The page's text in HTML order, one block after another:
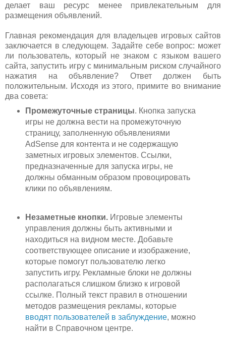
делает ваш ресурс менее привлекательным для
размещения объявлений.
Главная рекомендация для владельцев игровых сайтов
заключается в следующем. Задайте себе вопрос: может
ли пользователь, который не знаком с языком вашего
сайта, запустить игру с минимальным риском случайного
нажатия на объявление? Ответ должен быть
положительным. Исходя из этого, примите во внимание
два совета:
Промежуточные страницы. Кнопка запуска
игры не должна вести на промежуточную
страницу, заполненную объявлениями
AdSense для контента и не содержащую
заметных игровых элементов. Ссылки,
предназначенные для запуска игры, не
должны обманным образом провоцировать
клики по объявлениям.
Незаметные кнопки.Игровые элементы
управления должны быть активными и
находиться на видном месте. Добавьте
соответствующее описание и изображение,
которые помогут пользователю легко
запустить игру. Рекламные блоки не должны
располагаться слишком близко к игровой
ссылке. Полный текст правил в отношении
методов размещения рекламы, которые
вводят пользователей в заблуждение, можно
найти в Справочном центре.